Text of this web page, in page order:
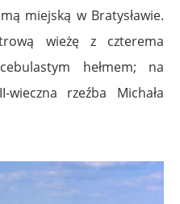
miejską w Bratysławie.
wieżę z czterema
hełmem; na
wieczna rzeźba Michała